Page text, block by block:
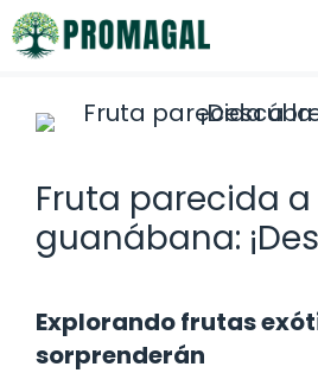
Saltar
al
Fruta parecida a
guanábana:
Explorando frutas
sorprenderán